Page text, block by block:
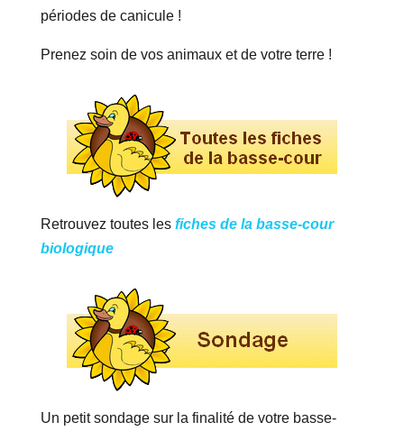
périodes de canicule !
Prenez soin de vos animaux et de votre terre !
Retrouvez toutes les fiches de la basse-cour
biologique
Un petit sondage sur la finalité de votre basse-